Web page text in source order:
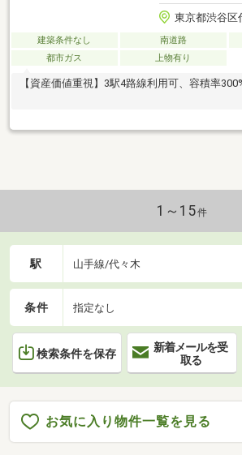
東京都渋谷区
建築条件なし 南道路
都市ガス
上物有り
【資産価値重視】3駅4路線利用可、容積率
1～15件
駅 山手線/代々木
条件 指定なし
検索条件を保存
新着メールを受
取る
お気に入り物件一覧を見る